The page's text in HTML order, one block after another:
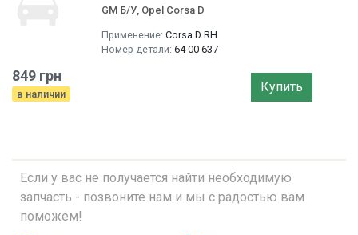
GM Б/У, Opel Corsa D
Применение: Corsa D RH
Номер детали: 64 00 637
849 грн
в наличии Купить
Если у вас не получается найти необходимую
запчасть - позвоните нам и мы с радостью вам
поможем!